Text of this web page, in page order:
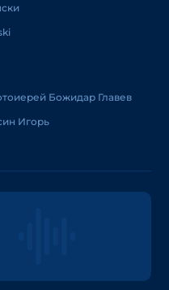
Божидар Главев
Игорь